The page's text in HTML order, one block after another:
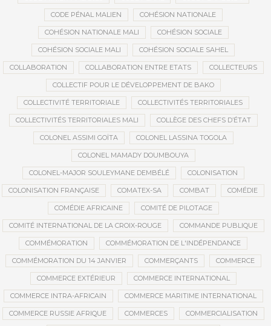
CODE PÉNAL MALIEN COHÉSION NATIONALE
COHÉSION NATIONALE MALI COHÉSION SOCIALE
COHÉSION SOCIALE MALI COHÉSION SOCIALE SAHEL
COLLABORATION COLLABORATION ENTRE ETATS COLLECTEURS
COLLECTIF POUR LE DÉVELOPPEMENT DE BAKO
COLLECTIVITÉ TERRITORIALE COLLECTIVITÉS TERRITORIALES
COLLECTIVITÉS TERRITORIALES MALI COLLÈGE DES CHEFS D’ÉTAT
COLONEL ASSIMI GOÏTA COLONEL LASSINA TOGOLA
COLONEL MAMADY DOUMBOUYA
COLONEL-MAJOR SOULEYMANE DEMBÉLÉ COLONISATION
COLONISATION FRANÇAISE COMATEX-SA COMBAT COMÉDIE
COMÉDIE AFRICAINE COMITÉ DE PILOTAGE
COMITÉ INTERNATIONAL DE LA CROIX-ROUGE COMMANDE PUBLIQUE
COMMÉMORATION COMMÉMORATION DE L'INDÉPENDANCE
COMMÉMORATION DU 14 JANVIER COMMERÇANTS COMMERCE
COMMERCE EXTÉRIEUR COMMERCE INTERNATIONAL
COMMERCE INTRA-AFRICAIN COMMERCE MARITIME INTERNATIONAL
COMMERCE RUSSIE AFRIQUE COMMERCES COMMERCIALISATION